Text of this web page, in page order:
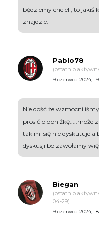
będziemy chcieli, to jakiś
znajdzie.
Pablo78
(ostatnio
9 czerwca 2024,
Nie dość że
prosić o obniżkę.....może
takimi się nie dyskutuje
dyskusji bo zawołamy
Biegan
(ostatnio
04-29)
9 czerwca 2024,